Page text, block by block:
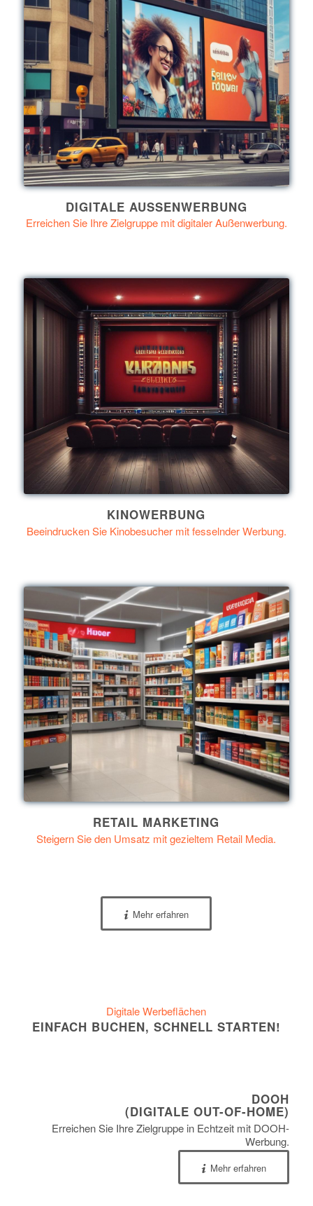
DIGITALE AUSSENWERBUNG
Erreichen Sie Ihre Zielgruppe mit digitaler Außenwerbung.
KINOWERBUNG
Beeindrucken Sie Kinobesucher mit fesselnder Werbung.
RETAIL MARKETING
Steigern Sie den Umsatz mit gezieltem Retail Media.
Mehr erfahren
Digitale Werbeflächen
EINFACH BUCHEN, SCHNELL STARTEN!
DOOH
(DIGITALE OUT-OF-HOME)
Erreichen Sie Ihre Zielgruppe in Echtzeit mit DOOH-
Werbung.
Mehr erfahren